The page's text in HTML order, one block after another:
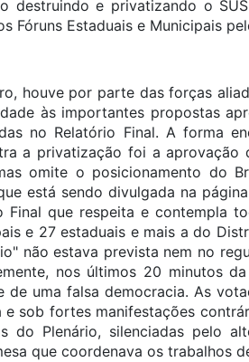
destruindo e privatizando o
Fóruns Estaduais e Municipais
houve por parte das forças
às importantes propostas
no Relatório Final. A forma
a privatização foi a aprovação
omite o posicionamento do
está sendo divulgada na
Final que respeita e contempla
e 27 estaduais e mais a do
não estava prevista nem no
nos últimos 20 minutos
de uma falsa democracia. As
sob fortes manifestações
do Plenário, silenciadas pelo
que coordenava os trabalhos